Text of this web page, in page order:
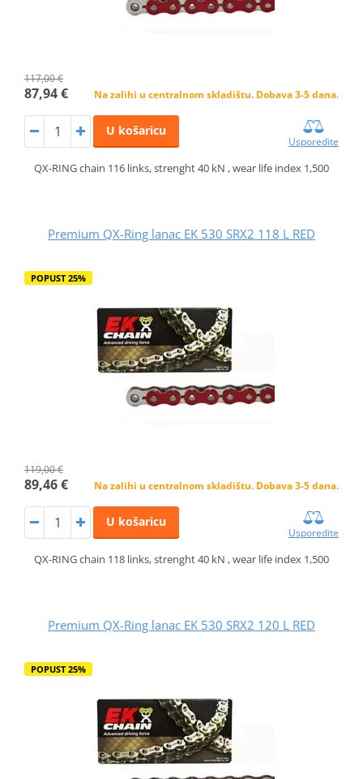
117,00 €
87,94 € Na zalihi u centralnom skladištu. Dobava 3-5 dana.
U košaricu
Usporedite
QX-RING chain 116 links, strenght 40 kN , wear life index 1,500
Premium QX-Ring lanac EK 530 SRX2 118 L RED
POPUST 25%
119,00 €
89,46 € Na zalihi u centralnom skladištu. Dobava 3-5 dana.
U košaricu
Usporedite
QX-RING chain 118 links, strenght 40 kN , wear life index 1,500
Premium QX-Ring lanac EK 530 SRX2 120 L RED
POPUST 25%